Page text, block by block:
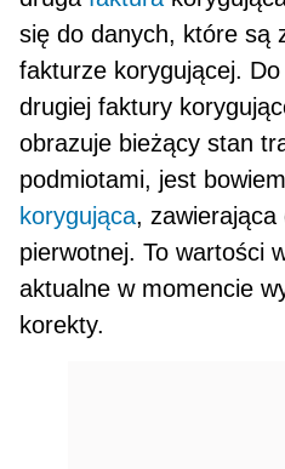
się do danych, które są
fakturze korygującej.
drugiej faktury
obrazuje bieżący stan
podmiotami, jest
korygująca,
pierwotnej. To wartości
aktualne w mo­mencie
korekty.